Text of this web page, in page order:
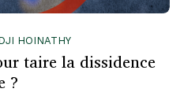
HOINATHY
taire la dissidence
?